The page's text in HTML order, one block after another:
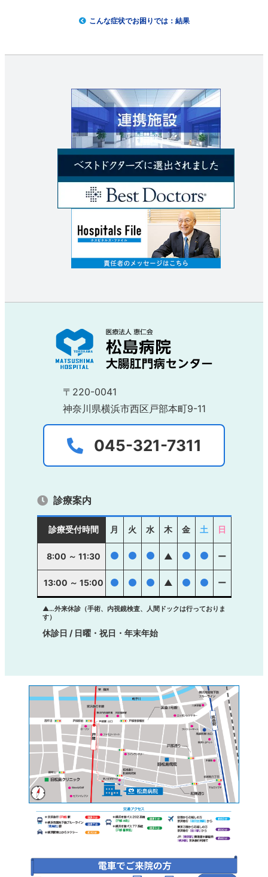
こんな症状でお困りでは：結果
〒220-0041
神奈川県横浜市西区戸部本町9-11
045-321-7311
診療案内
診療受付時間 月 火 水 木 金 土 日
8:00 ～ 11:30 ● ● ● ▲ ● ● ー
13:00 ～ 15:00 ● ● ● ▲ ● ● ー
▲…外来休診（手術、内視鏡検査、人間ドックは行っておりま
す）
休診日 / 日曜・祝日・年末年始